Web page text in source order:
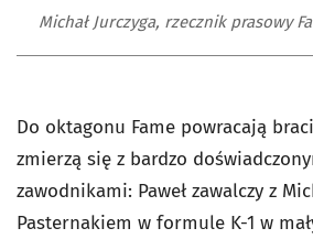
Michał Jurczyga, rzecznik prasowy
Do oktagonu Fame powracają
zmierzą się z bardzo
zawodnikami: Paweł zawalczy z
Pasternakiem w formule K-1 w